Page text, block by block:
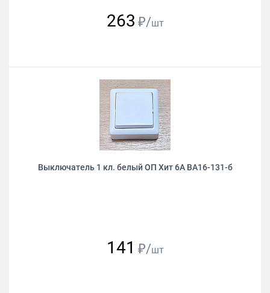
263 ₽/шт
Выключатель 1 кл. белый ОП Хит 6А ВА16-131-б
141 ₽/шт